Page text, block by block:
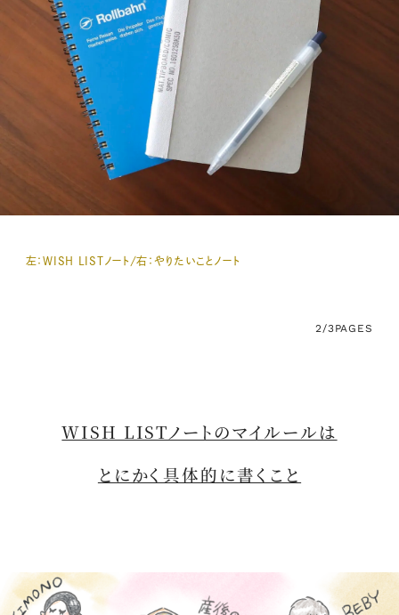
左：WISH LISTノート/右：やりたいことノート
2/3PAGES
WISH LISTノートのマイルールは
とにかく具体的に書くこと